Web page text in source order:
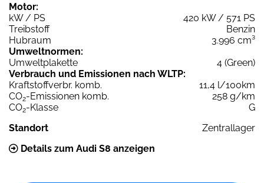
Motor:
kW / PS
420 kW / 571 PS
Treibstoff
Benzin
Hubraum
3.996 cm³
Umweltnormen:
Umweltplakette
4 (Green)
Verbrauch und Emissionen nach WLTP:
Kraftstoffverbr. komb.
11,4 l/100km
CO2-Emissionen komb.
258 g/km
CO2-Klasse
G
Standort
Zentrallager
Details zum Audi S8 anzeigen